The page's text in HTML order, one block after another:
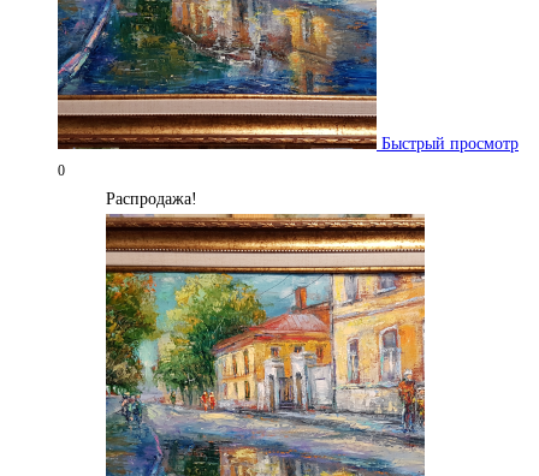
Быстрый просмотр
0
Распродажа!